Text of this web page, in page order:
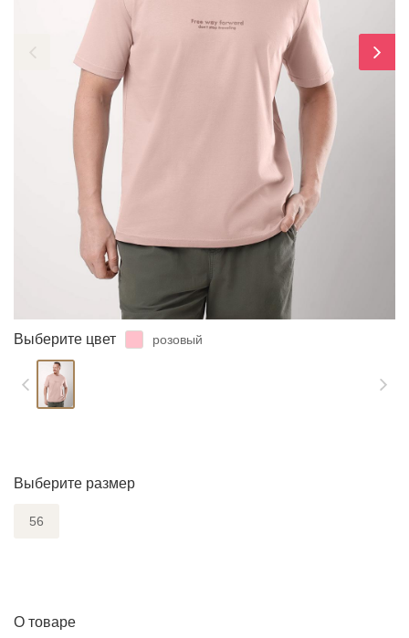
Выберите цвет розовый
Выберите размер
56
О товаре